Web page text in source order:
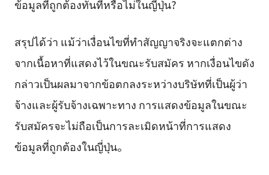
ข้อมูลที่ถูกต้องทันทีหรือไม่ในญี่ปุ่น?
สรุปได้ว่า แม้ว่าเงื่อนไขที่ทำสัญญาจริงจะแตกต่าง
จากเนื้อหาที่แสดงไว้ในขณะรับสมัคร หากเงื่อนไขดัง
กล่าวเป็นผลมาจากข้อตกลงระหว่างบริษัทที่เป็นผู้ว่า
จ้างและผู้รับจ้างเฉพาะทาง การแสดงข้อมูลในขณะ
รับสมัครจะไม่ถือเป็นการละเมิดหน้าที่การแสดง
ข้อมูลที่ถูกต้องในญี่ปุ่น。